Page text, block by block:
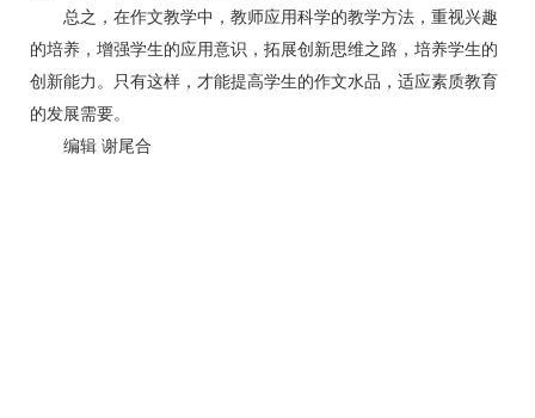
总之，在作文教学中，教师应用科学的教学方法，重视兴趣
的培养，增强学生的应用意识，拓展创新思维之路，培养学生的
创新能力。只有这样，才能提高学生的作文水品，适应素质教育
的发展需要。
编辑 谢尾合